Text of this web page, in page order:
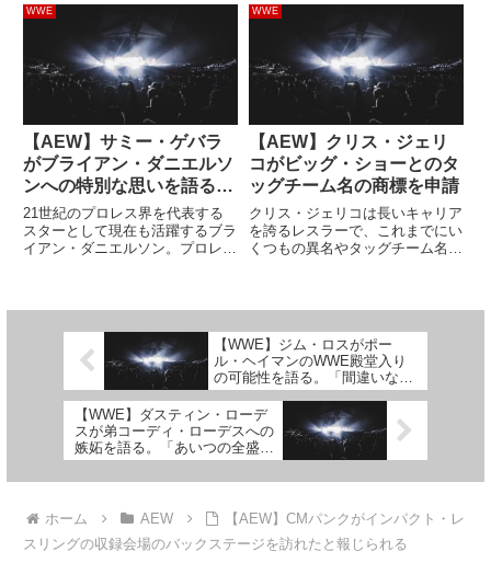
が、彼らの不在がいつまで続くか
は不明なまま。怪我をしているわ
けではなく、契約切れを前にキャ
リアについて考える時間を確保
す...
このスタイルは決して主流ではあ
りませんが、性別の異なるレスラ
ーが同じリングに上がって戦うの
はインディシーンでは珍しい試
合...
WWE
【AEW】サミー・ゲバラ
がブライアン・ダニエルソ
ンへの特別な思いを語る。
「いつか倒す、と自分に言
い聞かせ続けてきた」
21世紀のプロレス界を代表する
スターとして現在も活躍するブラ
イアン・ダニエルソン。プロレス
大きな影響を与え、彼との仕事を
WWE
【AEW】クリス・ジェリ
コがビッグ・ショーとのタ
ッグチーム名の商標を申請
クリス・ジェリコは長いキャリア
を誇るレスラーで、これまでにい
くつもの異名やタッグチーム名を
の「再会」があるかもしれませ
ん...
【WWE】ジム・ロスがポー
ル・ヘイマンのWWE殿堂入り
の可能性を語る。「間違いなく
殿堂入りする。その地がフィラ
デルフィアなら、ファンを楽し
ませられる」
【WWE】ダスティン・ローデ
スが弟コーディ・ローデスへの
嫉妬を語る。「あいつの全盛期
を見ていると、ちょっと羨まし
いと思う」
ホーム AEW
【AEW】CMパンクがインパクト・レ
スリングの収録会場のバックステージを訪れたと報じられる